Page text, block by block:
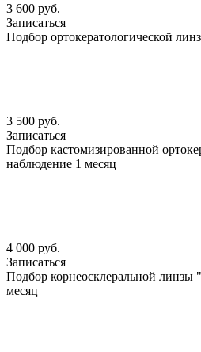
3 600 руб.
Записаться
Подбор ортокератологической
3 500 руб.
Записаться
Подбор кастомизированной
наблюдение 1 месяц
4 000 руб.
Записаться
Подбор корнеосклеральной линзы
месяц